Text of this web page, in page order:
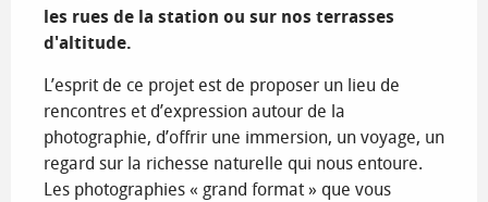
les rues de la station ou sur nos terrasses
d'altitude.
L’esprit de ce projet est de proposer un lieu de
rencontres et d’expression autour de la
photographie, d’offrir une immersion, un voyage, un
regard sur la richesse naturelle qui nous entoure.
Les photographies « grand format » que vous